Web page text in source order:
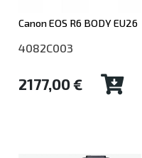
Canon EOS R6 BODY EU26
4082C003
2177,00 €